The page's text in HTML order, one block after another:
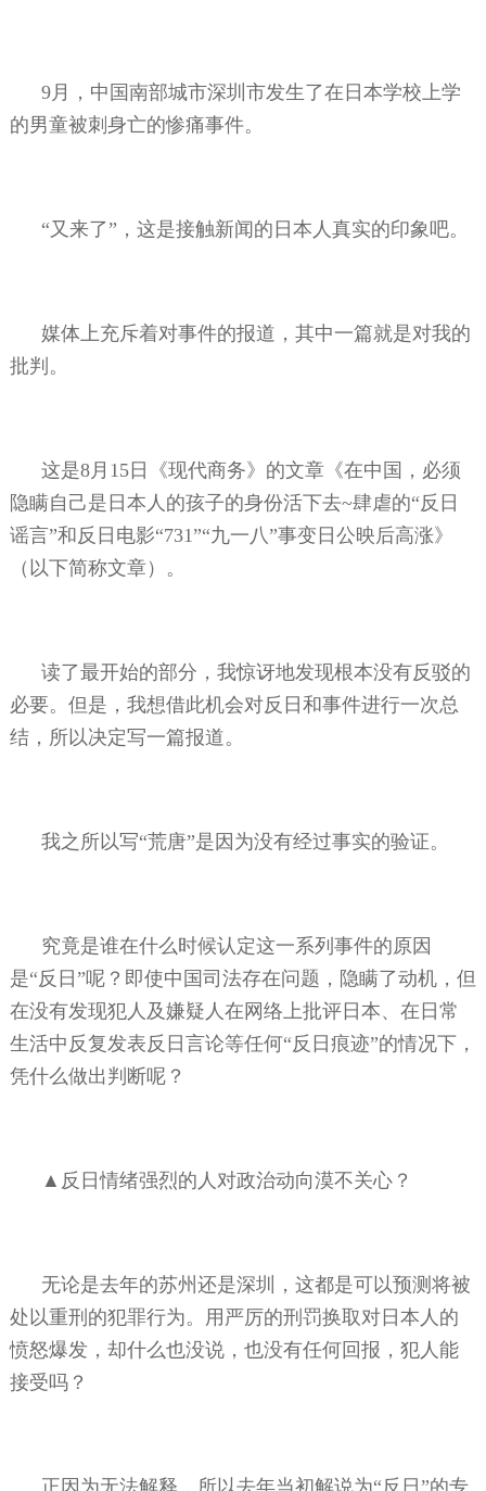
9 月，中国南部城市深圳市发生了在日本学校上学
的男童被刺身亡的惨痛事件。
“又来了”，这是接触新闻的日本人真实的印象吧。
媒体上充斥着对事件的报道，其中一篇就是对我的
批判。
这是8 月 15日《现代商务》的文章《在中国，必须
隐瞒自己是日本人的孩子的身份活下去~肆虐的“反日
谣言”和反日电影“731”“九一八”事变日公映后高涨》
（以下简称文章）。
读了最开始的部分，我惊讶地发现根本没有反驳的
必要。但是，我想借此机会对反日和事件进行一次总
结，所以决定写一篇报道。
我之所以写“荒唐”是因为没有经过事实的验证。
究竟是谁在什么时候认定这一系列事件的原因
是“反日”呢？即使中国司法存在问题，隐瞒了动机，但
在没有发现犯人及嫌疑人在网络上批评日本、在日常
生活中反复发表反日言论等任何“反日痕迹”的情况下，
凭什么做出判断呢？
▲反日情绪强烈的人对政治动向漠不关心？
无论是去年的苏州还是深圳，这都是可以预测将被
处以重刑的犯罪行为。用严厉的刑罚换取对日本人的
愤怒爆发，却什么也没说，也没有任何回报，犯人能
接受吗？
正因为无法解释，所以去年当初解说为“反日”的专